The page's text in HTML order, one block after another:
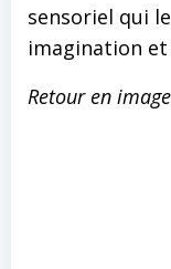
sensoriel qui
imagination
Retour en